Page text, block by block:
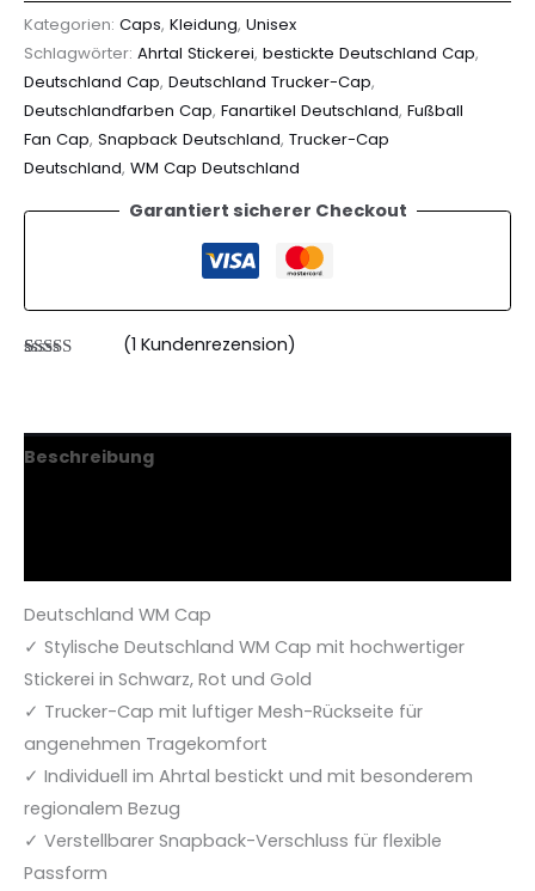
Kategorien: Caps, Kleidung, Unisex
Schlagwörter: Ahrtal Stickerei, bestickte Deutschland Cap,
Deutschland Cap, Deutschland Trucker-Cap,
Deutschlandfarben Cap, Fanartikel Deutschland, Fußball
Fan Cap, Snapback Deutschland, Trucker-Cap
Deutschland, WM Cap Deutschland
Garantiert sicherer Checkout
auf
Kundenbewertung
(1 Kundenrezension)
Beschreibung
Deutschland WM Cap
✓ Stylische Deutschland WM Cap mit hochwertiger
Stickerei in Schwarz, Rot und Gold
✓ Trucker-Cap mit luftiger Mesh-Rückseite für
angenehmen Tragekomfort
✓ Individuell im Ahrtal bestickt und mit besonderem
regionalem Bezug
✓ Verstellbarer Snapback-Verschluss für flexible
Passform